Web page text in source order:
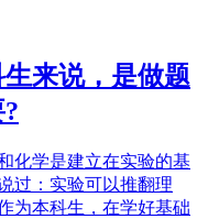
来说，是做题
化学是建立在实验的基
过：实验可以推翻理
为本科生，在学好基础